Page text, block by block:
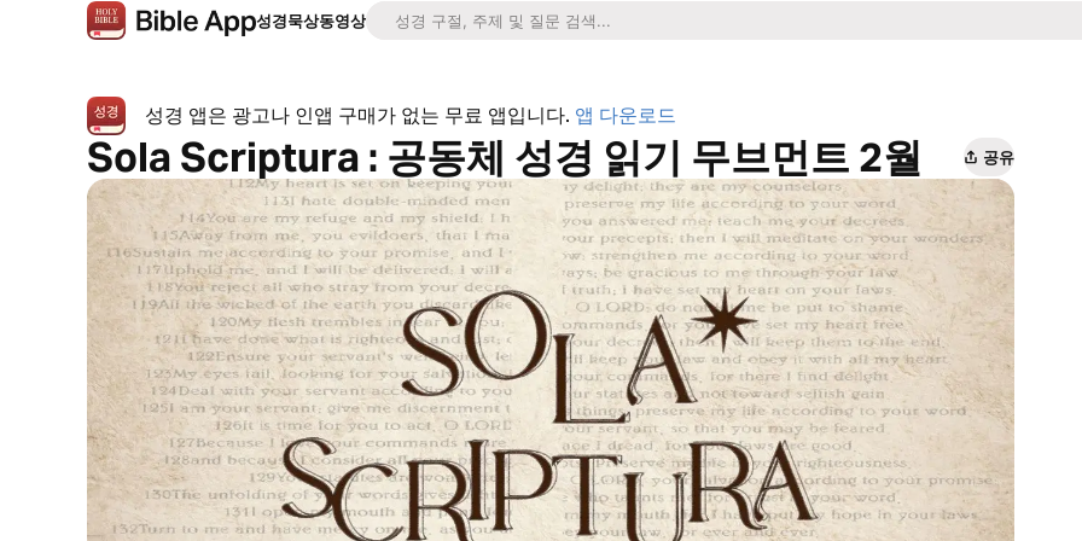
성경묵상동영상
성경 앱은 광고나 인앱 구매가 없는 무료 앱입니다. 앱 다운로드
Sola Scriptura : 공동체 성경 읽기 무브먼트 2월 공유